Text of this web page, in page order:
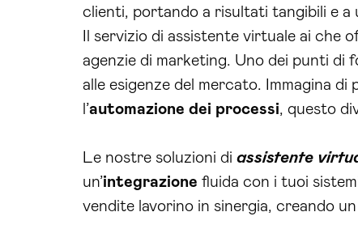
clienti, portando a risultati tangibili e a
Il servizio di assistente virtuale ai che
agenzie di marketing. Uno dei punti di
alle esigenze del mercato. Immagina
l’automazione dei processi, questo
Le nostre soluzioni di assistente
un’integrazione fluida con i tuoi
vendite lavorino in sinergia, creando un